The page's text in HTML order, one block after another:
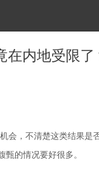
内地受限了
会，不清楚这类结果是
的情况要好很多。